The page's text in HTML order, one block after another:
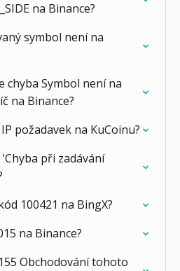
na Binance?
symbol není na
chyba Symbol není na
na Binance?
požadavek na KuCoinu?
při zadávání
100421 na BingX?
na Binance?
Obchodování tohoto